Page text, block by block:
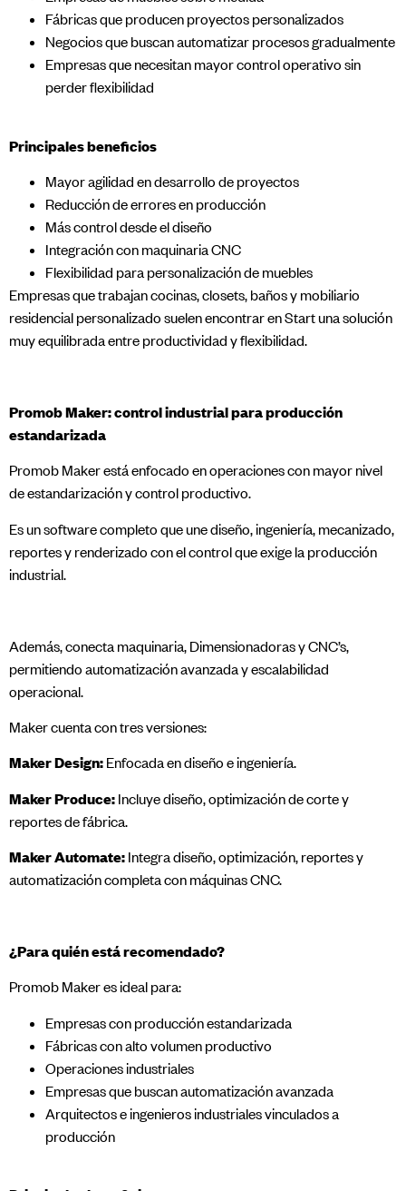
Fábricas que producen proyectos personalizados
Negocios que buscan automatizar procesos gradualmente
Empresas que necesitan mayor control operativo sin
perder flexibilidad
Principales beneficios
Mayor agilidad en desarrollo de proyectos
Reducción de errores en producción
Más control desde el diseño
Integración con maquinaria CNC
Flexibilidad para personalización de muebles
Empresas que trabajan cocinas, closets, baños y mobiliario
residencial personalizado suelen encontrar en Start una solución
muy equilibrada entre productividad y flexibilidad.
Promob Maker: control industrial para producción
estandarizada
Promob Maker está enfocado en operaciones con mayor nivel
de estandarización y control productivo.
Es un software completo que une diseño, ingeniería, mecanizado,
reportes y renderizado con el control que exige la producción
industrial.
Además, conecta maquinaria, Dimensionadoras y CNC’s,
permitiendo automatización avanzada y escalabilidad
operacional.
Maker cuenta con tres versiones:
Maker Design: Enfocada en diseño e ingeniería.
Maker Produce: Incluye diseño, optimización de corte y
reportes de fábrica.
Maker Automate: Integra diseño, optimización, reportes y
automatización completa con máquinas CNC.
¿Para quién está recomendado?
Promob Maker es ideal para:
Empresas con producción estandarizada
Fábricas con alto volumen productivo
Operaciones industriales
Empresas que buscan automatización avanzada
Arquitectos e ingenieros industriales vinculados a
producción